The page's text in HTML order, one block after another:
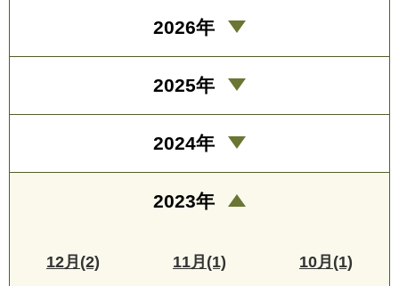
2026年
2025年
2024年
2023年
12月(2) 11月(1) 10月(1)